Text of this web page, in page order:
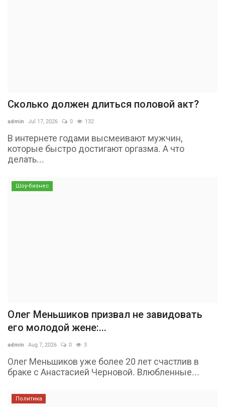
Сколько должен длиться половой акт?
admin Jul 17, 2026 0 132
В интернете годами высмеивают мужчин,
которые быстро достигают оргазма. А что
делать...
Шоу-бизнес
Олег Меньшиков призвал не завидовать
его молодой жене:...
admin Aug 7, 2026 0 3
Олег Меньшиков уже более 20 лет счастлив в
браке с Анастасией Черновой. Влюбленные...
Политика